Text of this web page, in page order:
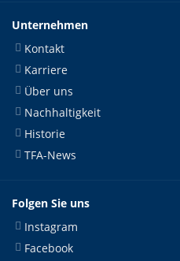
Unternehmen
Kontakt
Karriere
Über uns
Nachhaltigkeit
Historie
TFA-News
Folgen Sie uns
Instagram
Facebook